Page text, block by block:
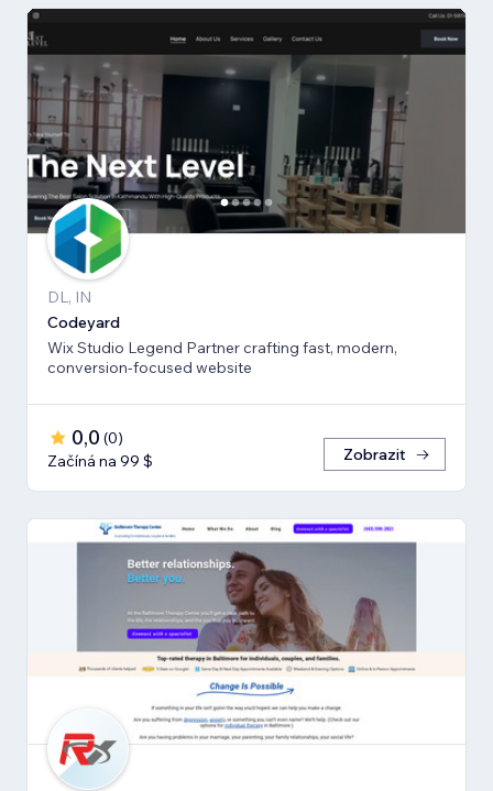
DL, IN
Codeyard
Wix Studio Legend Partner crafting fast, modern,
conversion-focused website
0,0 (0)
Začíná na 99 $
Zobrazit